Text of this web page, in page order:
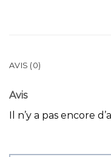
AVIS (0)
Avis
Il n’y a pas encore